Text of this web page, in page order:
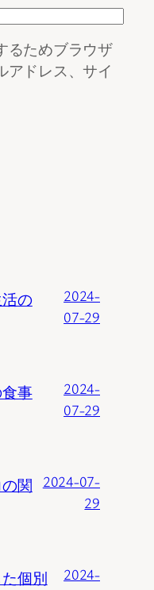
るためブラウザ
アドレス、サイ
の
2024-
07-29
事
2024-
07-29
関
2024-07-
29
個別
2024-